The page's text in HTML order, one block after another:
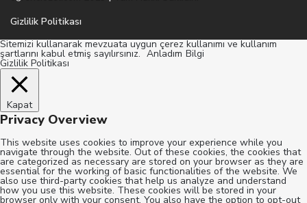
Gizlilik Politikası
Sitemizi kullanarak mevzuata uygun çerez kullanımı ve kullanım
şartlarını kabul etmiş sayılırsınız. Anladım Bilgi
Gizlilik Politikası
Kapat
Privacy Overview
This website uses cookies to improve your experience while you
navigate through the website. Out of these cookies, the cookies that
are categorized as necessary are stored on your browser as they are
essential for the working of basic functionalities of the website. We
also use third-party cookies that help us analyze and understand
how you use this website. These cookies will be stored in your
browser only with your consent. You also have the option to opt-out